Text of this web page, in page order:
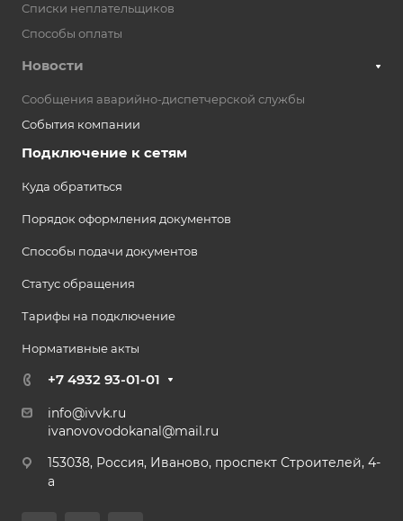
Списки неплательщиков
Способы оплаты
Новости
Сообщения аварийно-диспетчерской службы
События компании
Подключение к сетям
Куда обратиться
Порядок оформления документов
Способы подачи документов
Статус обращения
Тарифы на подключение
Нормативные акты
+7 4932 93-01-01
info@ivvk.ru
ivanovovodokanal@mail.ru
153038, Россия, Иваново, проспект Строителей, 4-
а